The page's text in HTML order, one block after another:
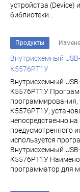
устройства (Device)
библиотеки...
Продукты
Внутрисхемный
К5576РТ1У
Внутрисхемный
К5576РТ1У
программирования,
К5576РТ1У,
непосредственно
предусмотренного
используется
Внутрисхемный
К5576РТ1У
программатор для